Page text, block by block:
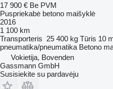
17 900 € Be PVM
Puspriekabė betono maišyklė
2016
1 100 km
Transporteris 25 400 kg Tūris 10
pneumatika/pneumatika Betono
Vokietija, Bovenden
Gassmann GmbH
Susisiekite su pardavėju